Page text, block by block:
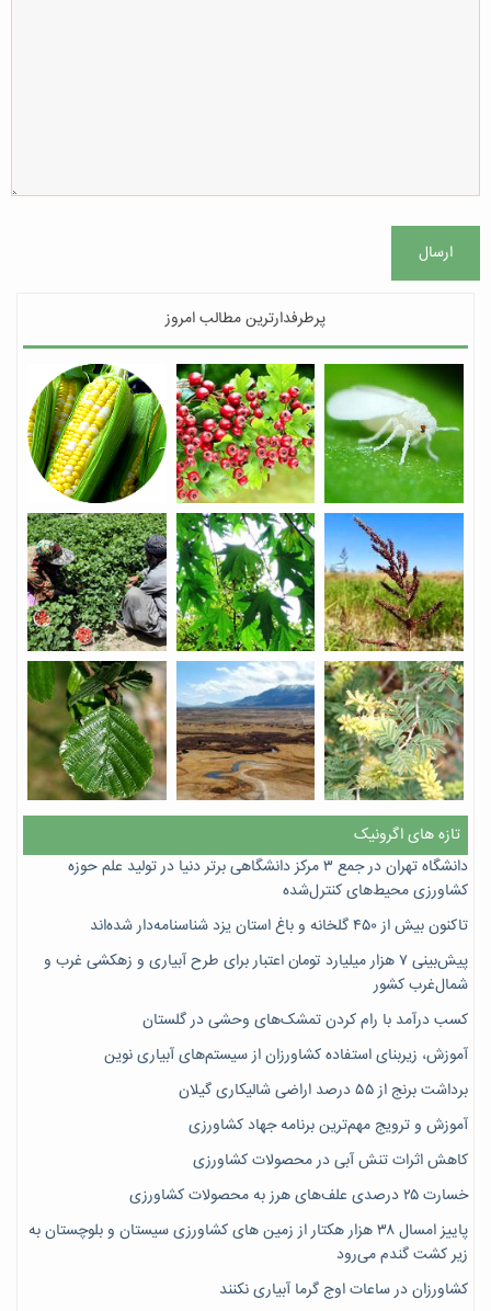
ارسال
پرطرفدارترین مطالب امروز
تازه های اگرونیک
دانشگاه تهران در جمع ۳ مرکز دانشگاهی برتر دنیا در تولید علم حوزه
کشاورزی محیط‌های کنترل‌شده
تاکنون بیش از ۴۵۰ گلخانه و باغ استان یزد شناسنامه‌دار شده‌اند
پیش‌بینی ۷‌ هزار میلیارد تومان اعتبار برای طرح آبیاری و زهکشی غرب و
شمال‌غرب کشور
کسب درآمد با رام کردن تمشک‌های وحشی در گلستان
آموزش، زیربنای استفاده کشاورزان از سیستم‌های آبیاری نوین
برداشت برنج از ۵۵ درصد اراضی شالیکاری گیلان
آموزش و ترویج مهم‌ترین برنامه جهاد کشاورزی
کاهش اثرات تنش آبی در محصولات کشاورزی
خسارت ۲۵ درصدی علف‌های هرز به محصولات کشاورزی
پاییز امسال ۳۸ هزار هکتار از زمین های کشاورزی سیستان و بلوچستان به
زیر کشت گندم می‌رود
کشاورزان در ساعات اوج گرما آبیاری نکنند